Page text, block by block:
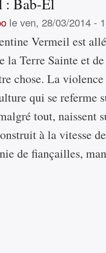
le ven, 28/03/2014 -
Vermeil est
la Terre Sainte et
chose. La
qui se referme
tout, naissent
à la vitesse
de fiançailles,